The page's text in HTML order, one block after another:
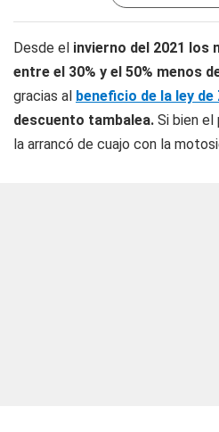
Desde el invierno del 2021 los
entre el 30% y el 50% menos
gracias al beneficio de la ley de
descuento tambalea. Si bien el
la arrancó de cuajo con la